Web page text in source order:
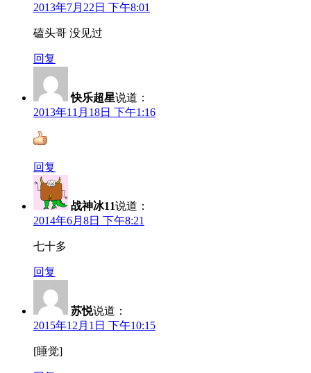
2013年7月22日 下午8:01
磕头哥 没见过
回复
快乐超星说道：
2013年11月18日 下午1:16
回复
战神冰11说道：
2014年6月8日 下午8:21
七十多
回复
苏悦说道：
2015年12月1日 下午10:15
[睡觉]